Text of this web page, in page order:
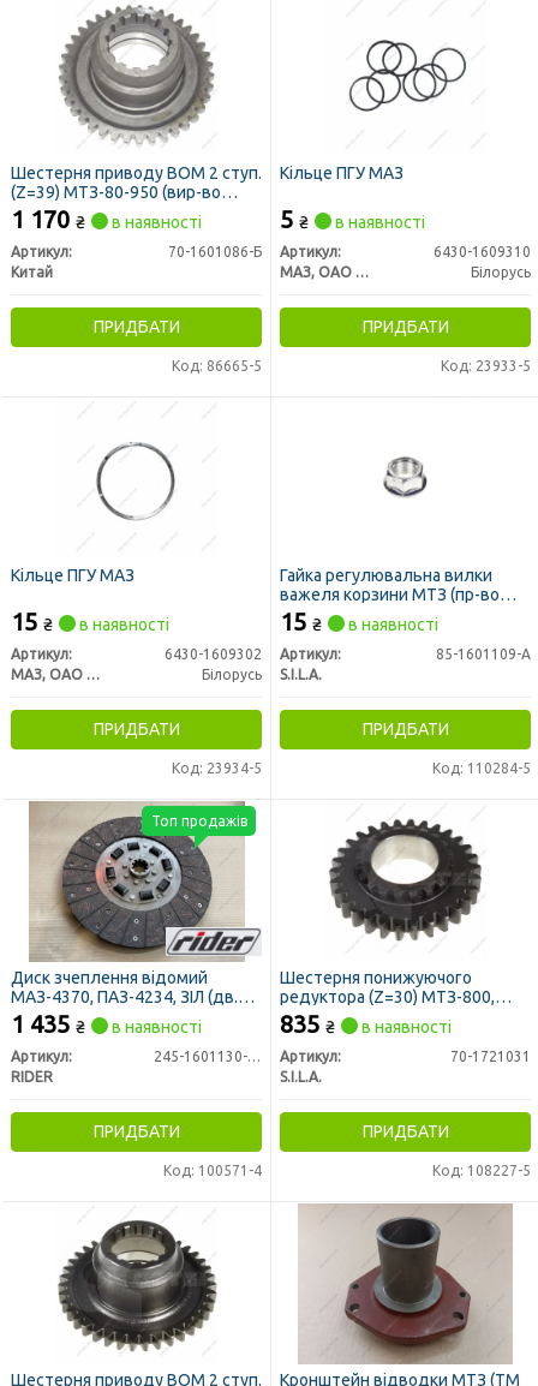
Шестерня приводу ВОМ 2 ступ.
(Z=39) МТЗ-80-950 (вир-во
Китай)
1 170 ₴ в наявності
Артикул:
70-1601086-Б
Китай
ПРИДБАТИ
Код: 86665-5
Кільце ПГУ МАЗ
5 ₴ в наявності
Артикул:
6430-1609310
МАЗ, ОАО «Минский автомобильный завод»
Білорусь
ПРИДБАТИ
Код: 23933-5
Кільце ПГУ МАЗ
15 ₴ в наявності
Артикул:
6430-1609302
МАЗ, ОАО «Минский автомобильный завод»
Білорусь
ПРИДБАТИ
Код: 23934-5
Гайка регулювальна вилки
важеля корзини МТЗ (пр-во
S.I.L.A.)
15 ₴ в наявності
Артикул:
85-1601109-А
S.I.L.A.
ПРИДБАТИ
Код: 110284-5
Диск зчеплення відомий
МАЗ-4370, ПАЗ-4234, ЗІЛ (дв.
Д-245) (гумовий демфер)
(RIDER)
1 435 ₴ в наявності
Артикул:
245-1601130-01
RIDER
ПРИДБАТИ
Код: 100571-4
Топ продажів
Шестерня понижуючого
редуктора (Z=30) МТЗ-800,
МТЗ-820 МТЗ-892, МТЗ-950
(вир-во S.I.L.A.)
835 ₴ в наявності
Артикул:
70-1721031
S.I.L.A.
ПРИДБАТИ
Код: 108227-5
Шестерня приводу ВОМ 2 ступ.
Кронштейн відводки МТЗ (ТМ